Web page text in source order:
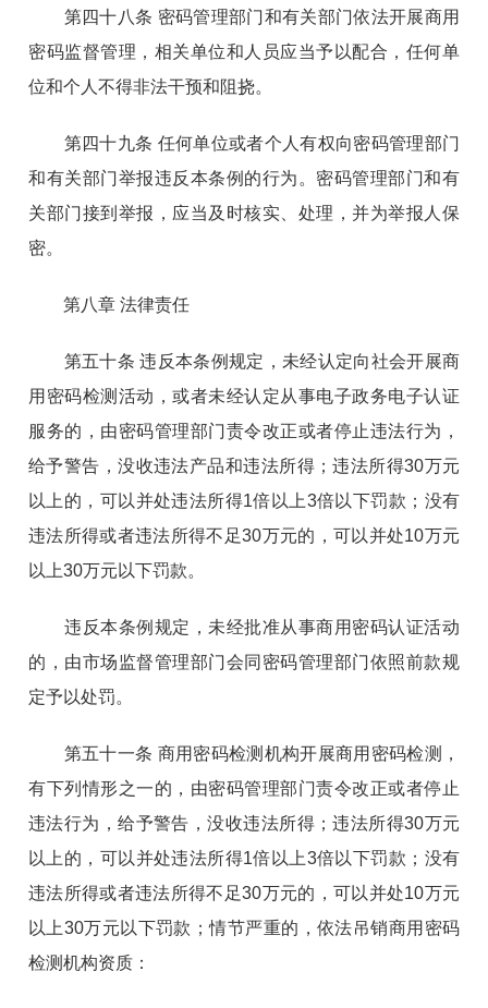
第四十八条 密码管理部门和有关部门依法开展商用
密码监督管理，相关单位和人员应当予以配合，任何单
位和个人不得非法干预和阻挠。
第四十九条 任何单位或者个人有权向密码管理部门
和有关部门举报违反本条例的行为。密码管理部门和有
关部门接到举报，应当及时核实、处理，并为举报人保
密。
第八章 法律责任
第五十条 违反本条例规定，未经认定向社会开展商
用密码检测活动，或者未经认定从事电子政务电子认证
服务的，由密码管理部门责令改正或者停止违法行为，
给予警告，没收违法产品和违法所得；违法所得30万元
以上的，可以并处违法所得1倍以上3倍以下罚款；没有
违法所得或者违法所得不足30万元的，可以并处10万元
以上30万元以下罚款。
违反本条例规定，未经批准从事商用密码认证活动
的，由市场监督管理部门会同密码管理部门依照前款规
定予以处罚。
第五十一条 商用密码检测机构开展商用密码检测，
有下列情形之一的，由密码管理部门责令改正或者停止
违法行为，给予警告，没收违法所得；违法所得30万元
以上的，可以并处违法所得1倍以上3倍以下罚款；没有
违法所得或者违法所得不足30万元的，可以并处10万元
以上30万元以下罚款；情节严重的，依法吊销商用密码
检测机构资质：